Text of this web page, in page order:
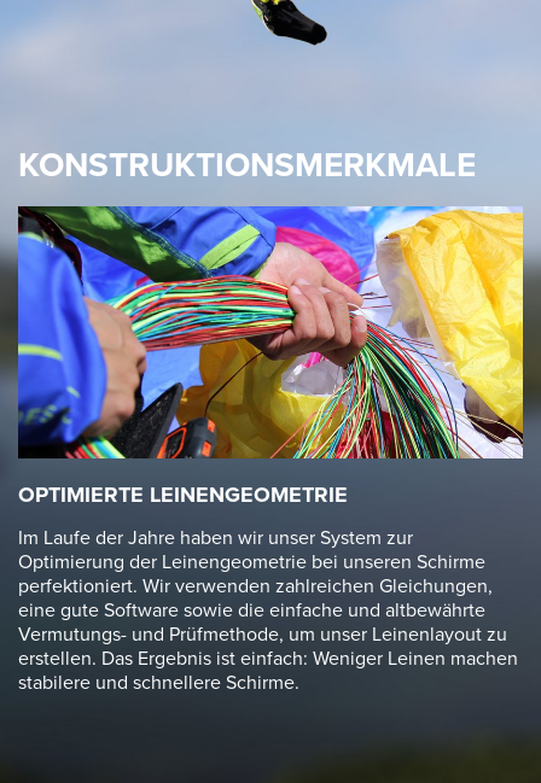
KONSTRUKTIONSMERKMALE
OPTIMIERTE LEINENGEOMETRIE
Im Laufe der Jahre haben wir unser System zur
Optimierung der Leinengeometrie bei unseren Schirme
perfektioniert. Wir verwenden zahlreichen Gleichungen,
eine gute Software sowie die einfache und altbewährte
Vermutungs- und Prüfmethode, um unser Leinenlayout zu
erstellen. Das Ergebnis ist einfach: Weniger Leinen machen
stabilere und schnellere Schirme.